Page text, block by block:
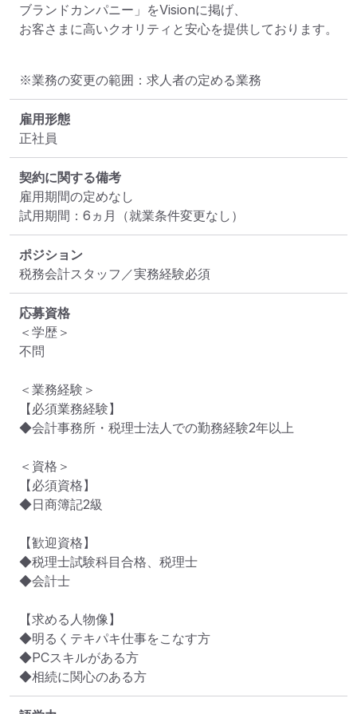
ブランドカンパニー」をVisionに掲げ、
お客さまに高いクオリティと安心を提供しております。
※業務の変更の範囲：求人者の定める業務
雇用形態
正社員
契約に関する備考
雇用期間の定めなし
試用期間：6ヵ月（就業条件変更なし）
ポジション
税務会計スタッフ／実務経験必須
応募資格
＜学歴＞
不問
＜業務経験＞
【必須業務経験】
◆会計事務所・税理士法人での勤務経験2年以上
＜資格＞
【必須資格】
◆日商簿記2級
【歓迎資格】
◆税理士試験科目合格、税理士
◆会計士
【求める人物像】
◆明るくテキパキ仕事をこなす方
◆PCスキルがある方
◆相続に関心のある方